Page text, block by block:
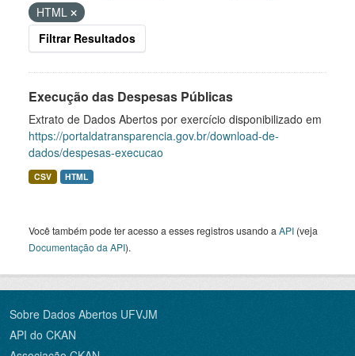
HTML
Filtrar Resultados
Execução das Despesas Públicas
Extrato de Dados Abertos por exercício disponibilizado em
https://portaldatransparencia.gov.br/download-de-
dados/despesas-execucao
CSV HTML
Você também pode ter acesso a esses registros usando a API (veja
Documentação da API).
Sobre Dados Abertos UFVJM
API do CKAN